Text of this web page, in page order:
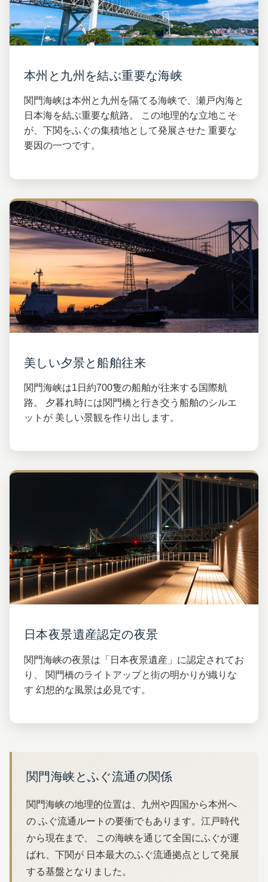
本州と九州を結ぶ重要な海峡
関門海峡は本州と九州を隔てる海峡で、瀬戸内海と
日本海を結ぶ重要な航路。 この地理的な立地こそ
が、下関をふぐの集積地として発展させた 重要な
要因の一つです。
美しい夕景と船舶往来
関門海峡は1日約700隻の船舶が往来する国際航
路。 夕暮れ時には関門橋と行き交う船舶のシルエ
ットが 美しい景観を作り出します。
日本夜景遺産認定の夜景
関門海峡の夜景は「日本夜景遺産」に認定されてお
り、 関門橋のライトアップと街の明かりが織りな
す 幻想的な風景は必見です。
関門海峡とふぐ流通の関係
関門海峡の地理的位置は、九州や四国から本州へ
の ふぐ流通ルートの要衝でもあります。江戸時代
から現在まで、 この海峡を通じて全国にふぐが運
ばれ、下関が 日本最大のふぐ流通拠点として発展
する基盤となりました。